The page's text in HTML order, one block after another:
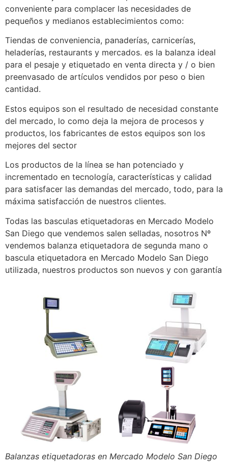
conveniente para complacer las necesidades de
pequeños y medianos establecimientos como:
Tiendas de conveniencia, panaderías, carnicerías,
heladerías, restaurants y mercados. es la balanza ideal
para el pesaje y etiquetado en venta directa y / o bien
preenvasado de artículos vendidos por peso o bien
cantidad.
Estos equipos son el resultado de necesidad constante
del mercado, lo como deja la mejora de procesos y
productos, los fabricantes de estos equipos son los
mejores del sector
Los productos de la línea se han potenciado y
incrementado en tecnología, características y calidad
para satisfacer las demandas del mercado, todo, para la
máxima satisfacción de nuestros clientes.
Todas las basculas etiquetadoras en Mercado Modelo
San Diego que vendemos salen selladas, nosotros Nº
vendemos balanza etiquetadora de segunda mano o
bascula etiquetadora en Mercado Modelo San Diego
utilizada, nuestros productos son nuevos y con garantía
Balanzas etiquetadoras en Mercado Modelo San Diego